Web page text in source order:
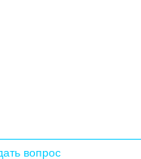
вопрос